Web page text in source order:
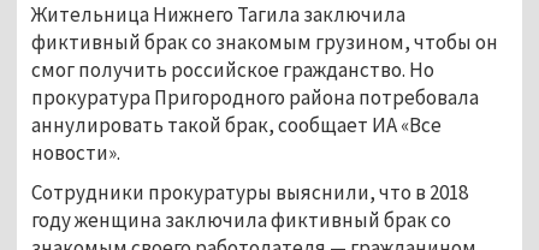
Жительница Нижнего Тагила заключила
фиктивный брак со знакомым грузином, чтобы он
смог получить российское гражданство. Но
прокуратура Пригородного района потребовала
аннулировать такой брак, сообщает ИА «Все
новости».
Сотрудники прокуратуры выяснили, что в 2018
году женщина заключила фиктивный брак со